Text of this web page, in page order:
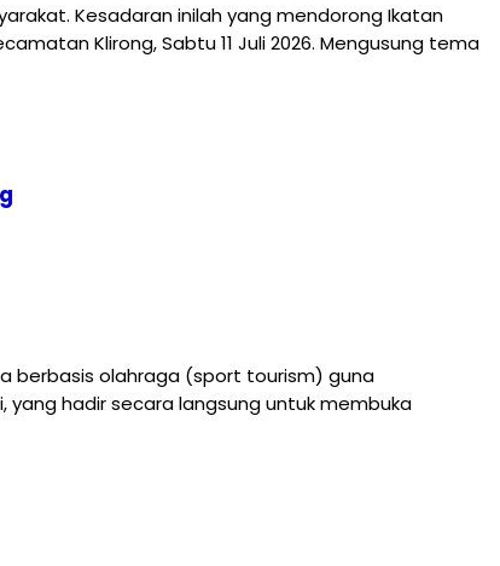
Kesadaran inilah yang mendorong Ikatan
Klirong, Sabtu 11 Juli 2026. Mengusung tema
berbasis olahraga (sport tourism) guna
yang hadir secara langsung untuk membuka